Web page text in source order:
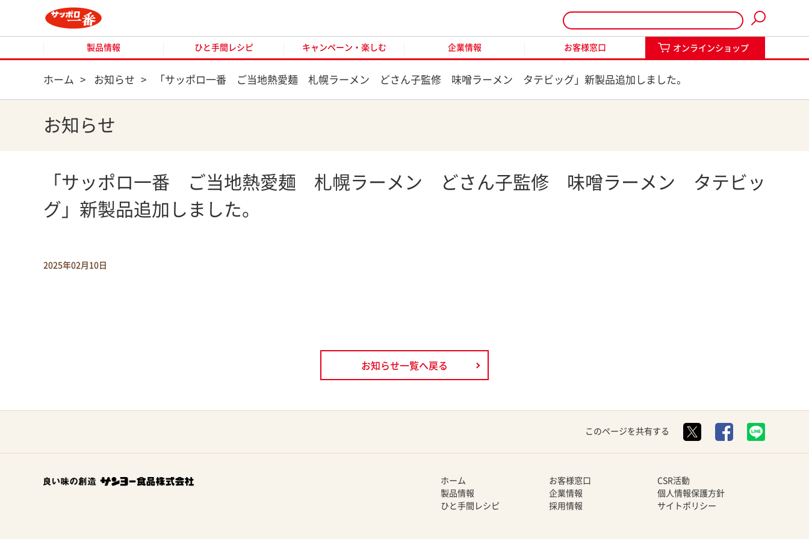
製品情報 ひと手間レシピ キャンペーン・楽しむ 企業情報 お客様窓口 オンラインショップ
オンラインショップ
ホーム > お知らせ > 「サッポロ一番 ご当地熱愛麺 札幌ラーメン どさん子監修 味噌ラーメン タテビッグ」新製品追加しました。
お知らせ
「サッポロ一番 ご当地熱愛麺 札幌ラーメン どさん子監修 味噌ラーメン タテビッ
グ」新製品追加しました。
2025年02月10日
お知らせ一覧へ戻る
このページを共有する
ホーム
製品情報
ひと手間レシピ
お客様窓口
企業情報
採用情報
CSR活動
個人情報保護方針
サイトポリシー